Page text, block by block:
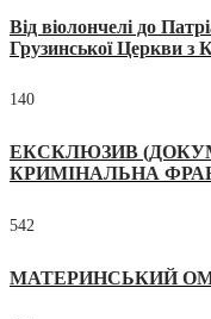
Від віолончелі до
Грузинської Церкви
140
ЕКСКЛЮЗИВ
КРИМІНАЛЬНА
542
МАТЕРИНСЬКИЙ